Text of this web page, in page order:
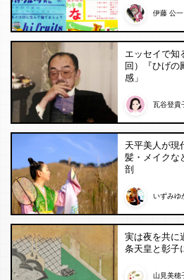
伊藤 公一
エッセイで知
回）『ひげの
感」
瓦谷登貴
天平美人が現
髪・メイクな
剖
いずみゆ
実は夜を共に
条天皇と彰子
山見美穂